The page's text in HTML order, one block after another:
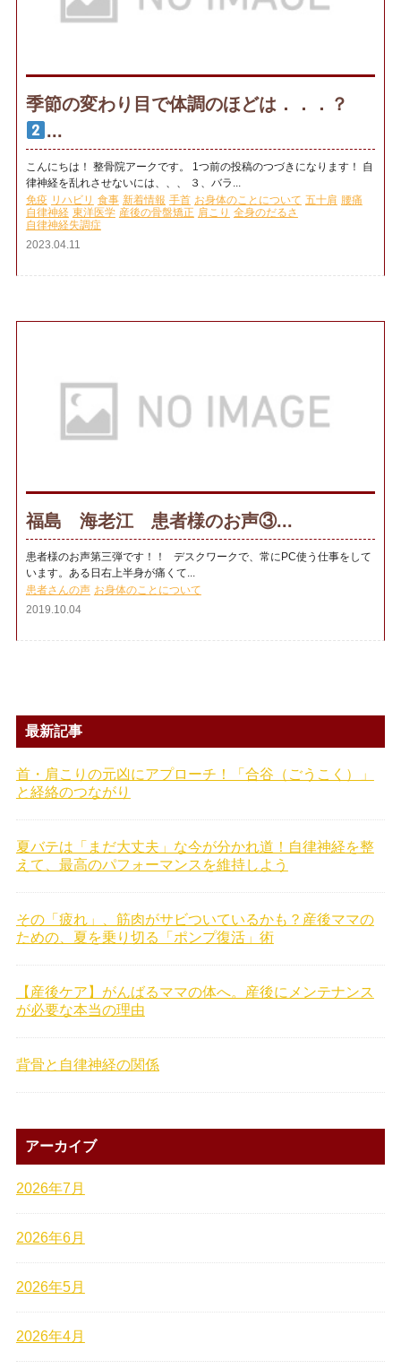
季節の変わり目で体調のほどは．．．？
...
こんにちは！ 整骨院アークです。 1つ前の投稿のつづきになります！ 自
律神経を乱れさせないには、、、 ３、バラ...
免疫 リハビリ 食事 新着情報 手首 お身体のことについて 五十肩 腰痛
自律神経 東洋医学 産後の骨盤矯正 肩こり 全身のだるさ
自律神経失調症
2023.04.11
福島 海老江 患者様のお声③...
患者様のお声第三弾です！！ デスクワークで、常にPC使う仕事をして
います。ある日右上半身が痛くて...
患者さんの声 お身体のことについて
2019.10.04
最新記事
首・肩こりの元凶にアプローチ！「合谷（ごうこく）」
と経絡のつながり
夏バテは「まだ大丈夫」な今が分かれ道！自律神経を整
えて、最高のパフォーマンスを維持しよう
その「疲れ」、筋肉がサビついているかも？産後ママの
ための、夏を乗り切る「ポンプ復活」術
【産後ケア】がんばるママの体へ。産後にメンテナンス
が必要な本当の理由
背骨と自律神経の関係
アーカイブ
2026年7月
2026年6月
2026年5月
2026年4月